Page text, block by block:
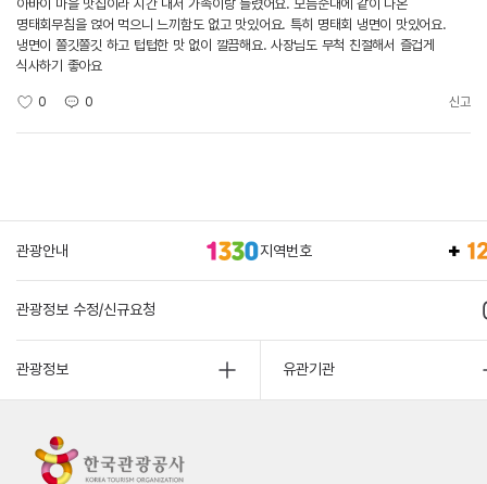
아바이 마을 맛집이라 시간 내서 가족이랑 들렸어요. 모듬순대에 같이 나온
명태회무침을 얹어 먹으니 느끼함도 없고 맛있어요. 특히 명태회 냉면이 맛있어요.
냉면이 쫄깃쫄깃 하고 텁텁한 맛 없이 깔끔해요. 사장님도 무척 친절해서 즐겁게
식사하기 좋아요
0 0 신고
관광안내 지역번호
관광정보 수정/신규요청
관광정보 유관기관